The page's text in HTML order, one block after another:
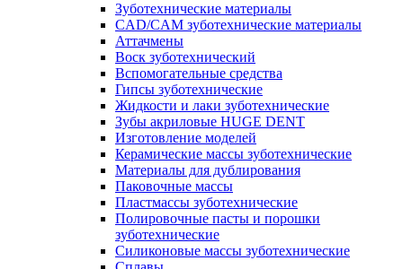
Зуботехнические материалы
CAD/CAM зуботехнические материалы
Аттачмены
Воск зуботехнический
Вспомогательные средства
Гипсы зуботехнические
Жидкости и лаки зуботехнические
Зубы акриловые HUGE DENT
Изготовление моделей
Керамические массы зуботехнические
Материалы для дублирования
Паковочные массы
Пластмассы зуботехнические
Полировочные пасты и порошки
зуботехнические
Силиконовые массы зуботехнические